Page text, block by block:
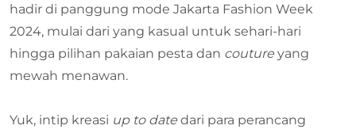
hadir di panggung mode Jakarta Fashion Week
2024, mulai dari yang kasual untuk sehari-hari
hingga pilihan pakaian pesta dan couture yang
mewah menawan.
Yuk, intip kreasi up to date dari para perancang